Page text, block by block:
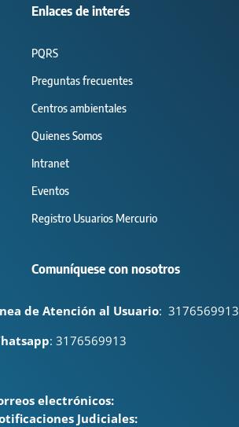
Enlaces de interés
PQRS
Preguntas frecuentes
Centros ambientales
Quienes Somos
Intranet
Eventos
Registro Usuarios Mercurio
Comuníquese con nosotros
de Atención al Usuario: 3176569913
: 3176569913
electrónicos:
Judiciales: